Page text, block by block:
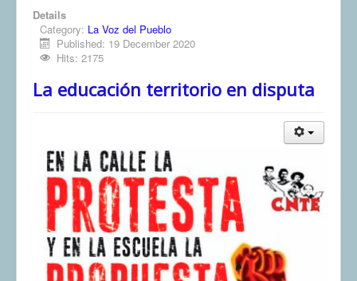
Details
Category: La Voz del Pueblo
Published: 19 December 2020
Hits: 2175
La educación territorio en disputa